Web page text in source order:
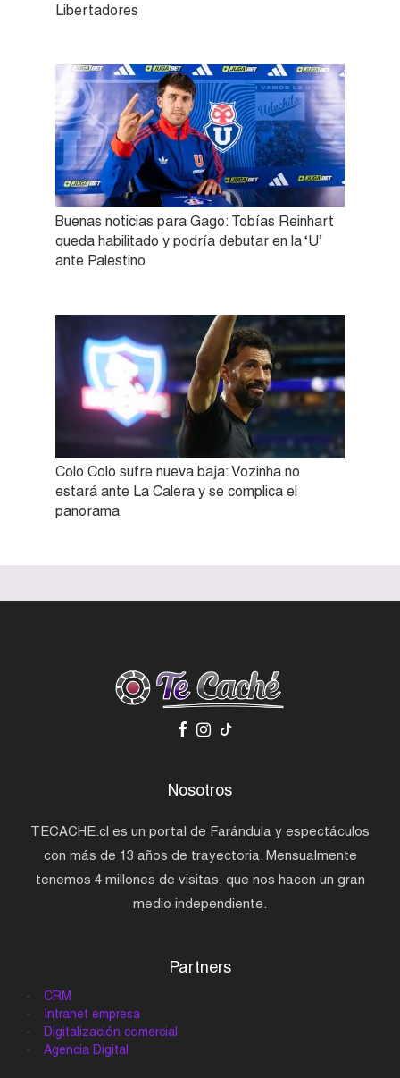
Libertadores
Buenas noticias para Gago: Tobías Reinhart
queda habilitado y podría debutar en la ‘U’
ante Palestino
Colo Colo sufre nueva baja: Vozinha no
estará ante La Calera y se complica el
panorama
Nosotros
TECACHE.cl es un portal de Farándula y espectáculos
con más de 13 años de trayectoria. Mensualmente
tenemos 4 millones de visitas, que nos hacen un gran
medio independiente.
Partners
CRM
Intranet empresa
Digitalización comercial
Agencia Digital